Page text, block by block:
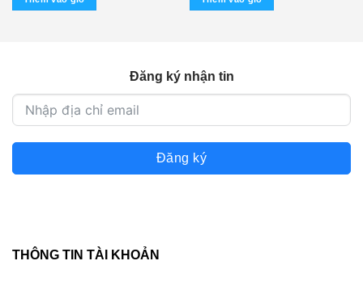
Đăng ký nhận tin
Đăng ký
THÔNG TIN TÀI KHOẢN